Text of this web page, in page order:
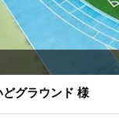
グラウンド 様